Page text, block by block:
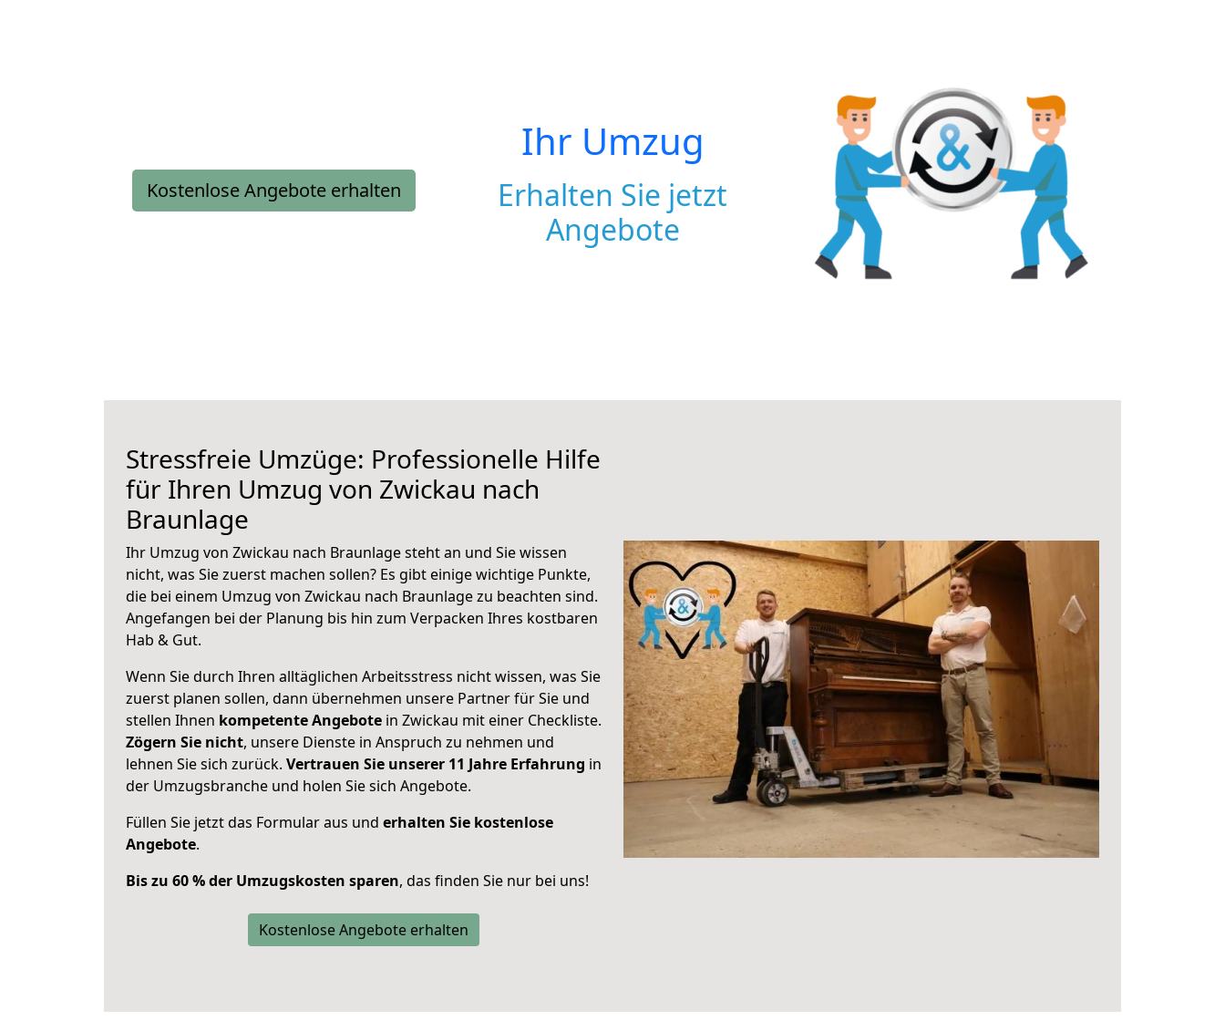
Kostenlose Angebote erhalten
Ihr Umzug
Erhalten Sie jetzt
Angebote
Stressfreie Umzüge: Professionelle Hilfe
für Ihren Umzug von Zwickau nach
Braunlage
Ihr Umzug von Zwickau nach Braunlage steht an und Sie wissen
nicht, was Sie zuerst machen sollen? Es gibt einige wichtige Punkte,
die bei einem Umzug von Zwickau nach Braunlage zu beachten sind.
Angefangen bei der Planung bis hin zum Verpacken Ihres kostbaren
Hab & Gut.
Wenn Sie durch Ihren alltäglichen Arbeitsstress nicht wissen, was Sie
zuerst planen sollen, dann übernehmen unsere Partner für Sie und
stellen Ihnen kompetente Angebote in Zwickau mit einer Checkliste.
Zögern Sie nicht, unsere Dienste in Anspruch zu nehmen und
lehnen Sie sich zurück. Vertrauen Sie unserer 11 Jahre Erfahrung in
der Umzugsbranche und holen Sie sich Angebote.
Füllen Sie jetzt das Formular aus und erhalten Sie kostenlose
Angebote.
Bis zu 60 % der Umzugskosten sparen, das finden Sie nur bei uns!
Kostenlose Angebote erhalten